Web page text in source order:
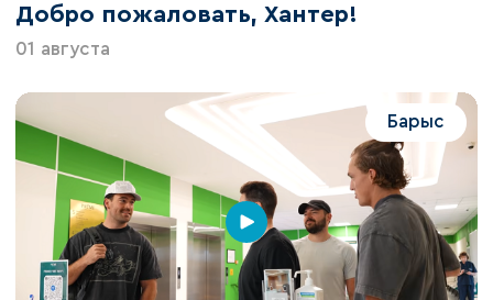
Добро пожаловать, Хантер!
01 августа
Барыс